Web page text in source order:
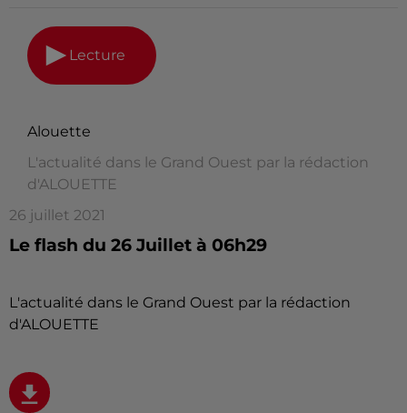
Lecture
Alouette
L'actualité dans le Grand Ouest par la rédaction
d'ALOUETTE
26 juillet 2021
Le flash du 26 Juillet à 06h29
L'actualité dans le Grand Ouest par la rédaction
d'ALOUETTE